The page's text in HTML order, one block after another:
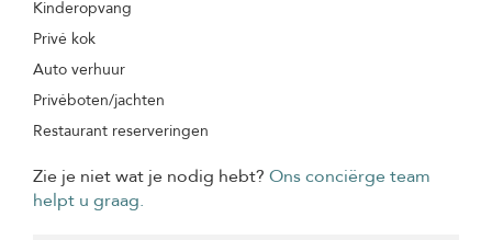
Kinderopvang
Privé kok
Auto verhuur
Privéboten/jachten
Restaurant reserveringen
Zie je niet wat je nodig hebt? Ons conciërge team
helpt u graag.